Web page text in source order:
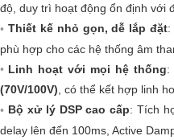
độ, duy trì hoạt động ổn định với
Thiết kế nhỏ gọn, dễ lắp đặt:
phù hợp cho các hệ thống âm
Linh hoạt với mọi hệ thống:
(70V/100V), có thể kết hợp linh
Bộ xử lý DSP cao cấp: Tích
delay lên đến 100ms, Active